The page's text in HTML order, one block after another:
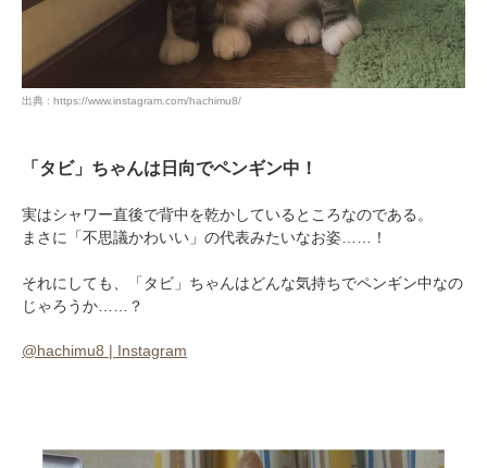
出典 : https://www.instagram.com/hachimu8/
「タビ」ちゃんは日向でペンギン中！
実はシャワー直後で背中を乾かしているところなのである。
まさに「不思議かわいい」の代表みたいなお姿……！
それにしても、「タビ」ちゃんはどんな気持ちでペンギン中なの
じゃろうか……？
@hachimu8 | Instagram